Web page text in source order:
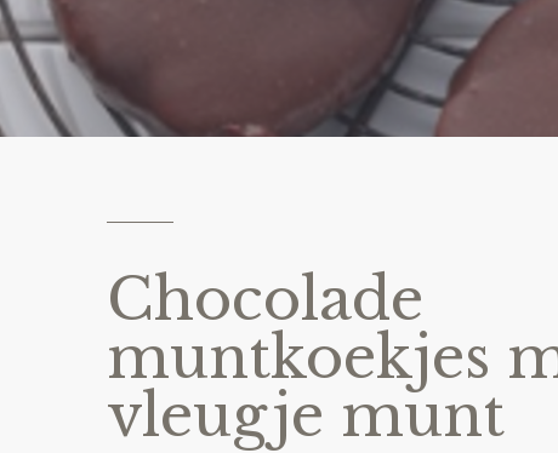
Chocolade
muntkoekjes
vleugje munt